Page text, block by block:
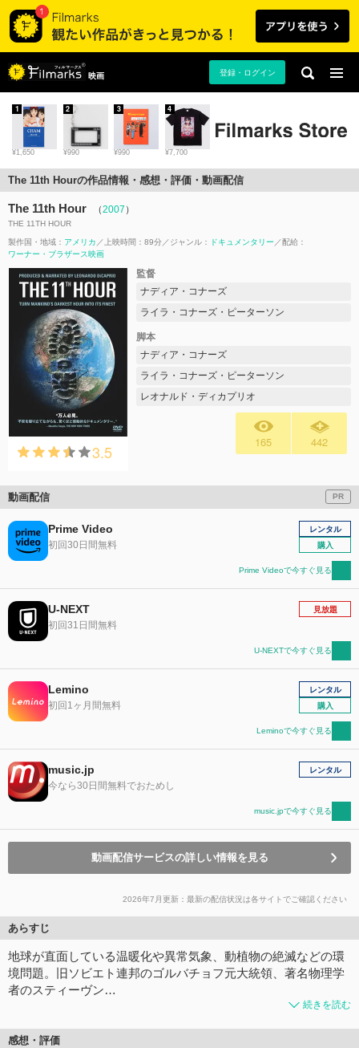
映画 登録・ログイン
¥1,650
1
¥990
2
¥990
3
¥7,700
4
The 11th Hourの作品情報・感想・評価・動画配信
The 11th Hour （2007 ）
THE 11TH HOUR
製作国・地域： アメリカ 上映時間：89分 ジャンル： ドキュメンタリー
配給：
ワーナー・ブラザース映画
3.5
監督
ナディア・コナーズ
ライラ・コナーズ・ピーターソン
脚本
ナディア・コナーズ
ライラ・コナーズ・ピーターソン
レオナルド・ディカプリオ
165 442
動画配信 PR
Prime Video
初回30日間無料
レンタル
購入
Prime Videoで今すぐ見る
U-NEXT
初回31日間無料
見放題
U-NEXTで今すぐ見る
Lemino
初回1ヶ月間無料
レンタル
購入
Leminoで今すぐ見る
music.jp
今なら30日間無料でおためし
レンタル
music.jpで今すぐ見る
動画配信サービスの詳しい情報を見る
2026年7月更新：最新の配信状況は各サイトでご確認ください
あらすじ
地球が直面している温暖化や異常気象、動植物の絶滅などの環
境問題。旧ソビエト連邦のゴルバチョフ元大統領、著名物理学
者のスティーヴン…
続きを読む
感想・評価